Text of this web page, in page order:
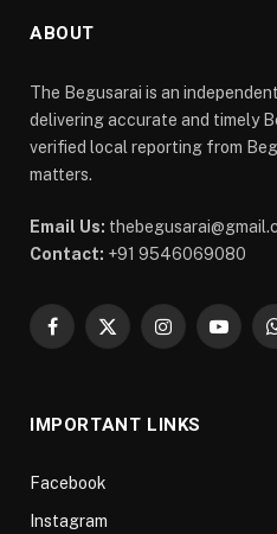
ABOUT
The Begusarai is an
delivering accurate and timely
verified local reporting from
matters.
Email Us:
Contact: +91 9546069080
Facebook
X
Instagram
IMPORTANT LINKS
Facebook
Instagram